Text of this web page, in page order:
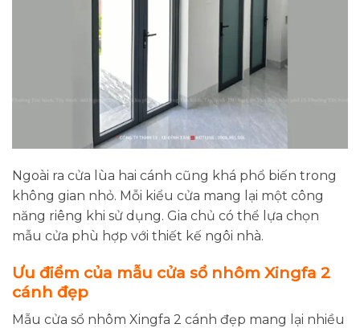
Ngoài ra cửa lùa hai cánh cũng khá phổ biến trong
không gian nhỏ. Mỗi kiểu cửa mang lại một công
năng riêng khi sử dụng. Gia chủ có thể lựa chọn
mẫu cửa phù hợp với thiết kế ngôi nhà.
Ưu điểm của mẫu cửa sổ nhôm Xingfa 2
cánh đẹp
Mẫu cửa sổ nhôm Xingfa 2 cánh đẹp mang lại nhiều